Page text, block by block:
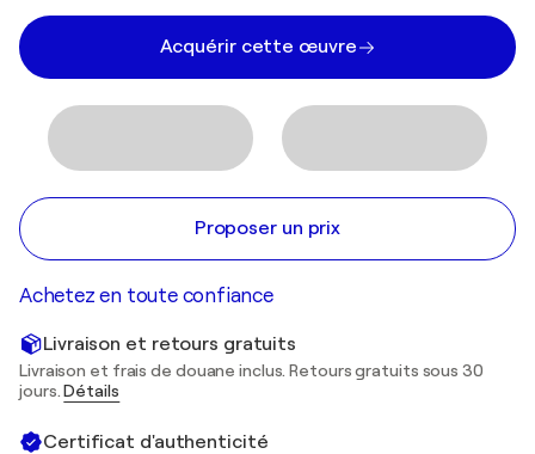
Acquérir cette œuvre
Proposer un prix
Achetez en toute confiance
Livraison et retours gratuits
Livraison et frais de douane inclus. Retours gratuits sous 30
jours.Détails
Certificat d'authenticité